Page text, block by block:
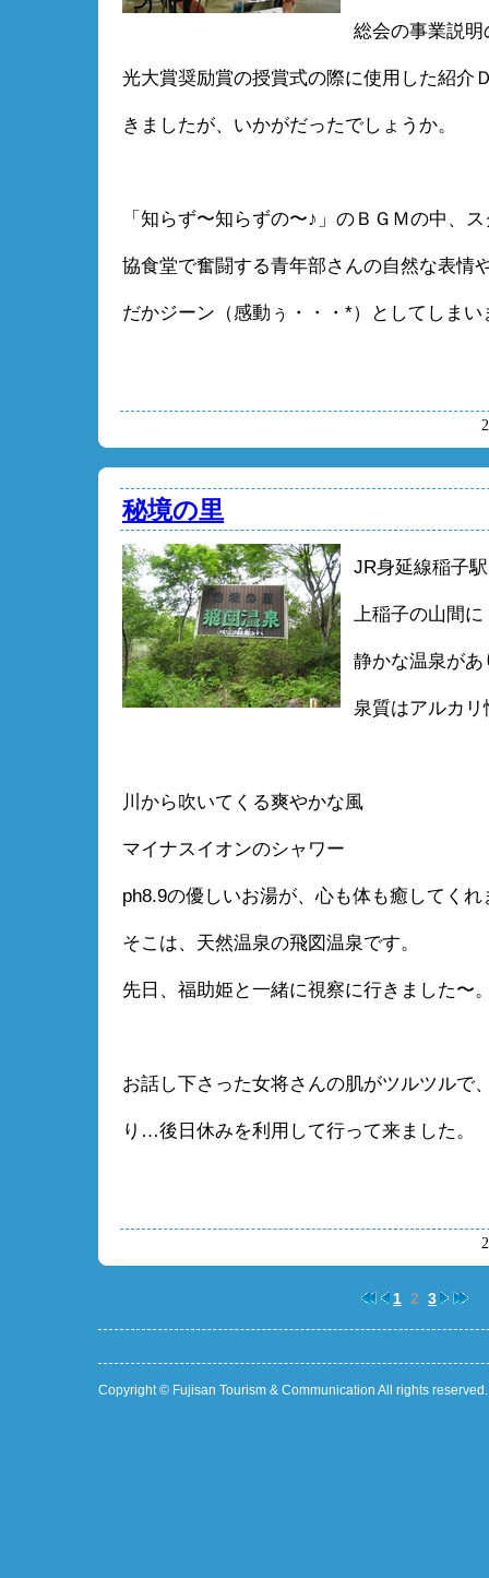
総会の事業説
光大賞奨励賞の授賞式の際に使用した紹介
きましたが、いかがだったでしょうか。
「知らず〜知らずの〜♪」のＢＧＭの中、
協食堂で奮闘する青年部さんの自然な表情
だかジーン（感動ぅ・・・*）としてしまい
秘境の里
JR身延線稲子
上稲子の山間に
静かな温泉があ
泉質はアルカ
川から吹いてくる爽やかな風
マイナスイオンのシャワー
ph8.9の優しいお湯が、心も体も癒してくれ
そこは、天然温泉の飛図温泉です。
先日、福助姫と一緒に視察に行きました〜
お話し下さった女将さんの肌がツルツルで
り…後日休みを利用して行って来ました。
1 2 3
Copyright © Fujisan Tourism & Communication All rights reserved.